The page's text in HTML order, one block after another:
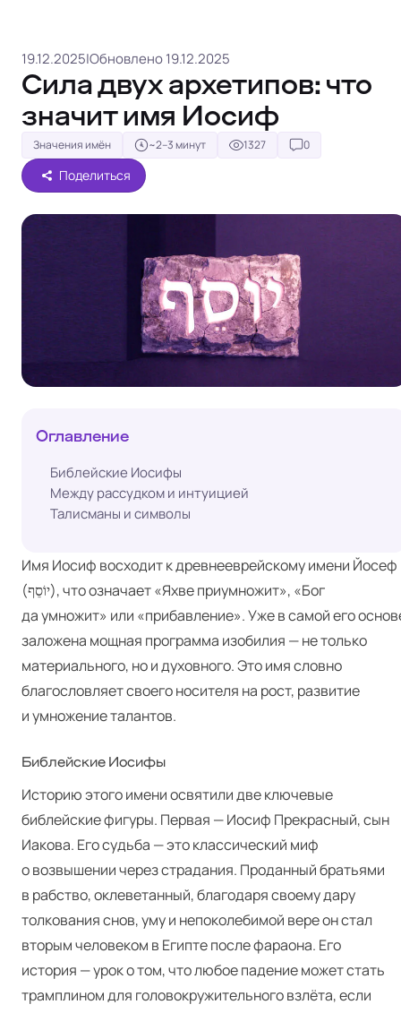
19.12.2025|Обновлено 19.12.2025
Сила двух архетипов: что
значит имя Иосиф
Значения имён ~2–3 минут 1327 0
Поделиться
Оглавление
Библейские Иосифы
Между рассудком и интуицией
Талисманы и символы
Имя Иосиф восходит к древнееврейскому имени Йосеф
(יוֹסֵף), что означает «Яхве приумножит», «Бог
да умножит» или «прибавление». Уже в самой его
заложена мощная программа изобилия — не только
материального, но и духовного. Это имя словно
благословляет своего носителя на рост, развитие
и умножение талантов.
Библейские Иосифы
Историю этого имени освятили две ключевые
библейские фигуры. Первая — Иосиф Прекрасный, сын
Иакова. Его судьба — это классический миф
о возвышении через страдания. Проданный братьями
в рабство, оклеветанный, благодаря своему дару
толкования снов, уму и непоколебимой вере он стал
вторым человеком в Египте после фараона. Его
история — урок о том, что любое падение может стать
трамплином для головокружительного взлёта, если